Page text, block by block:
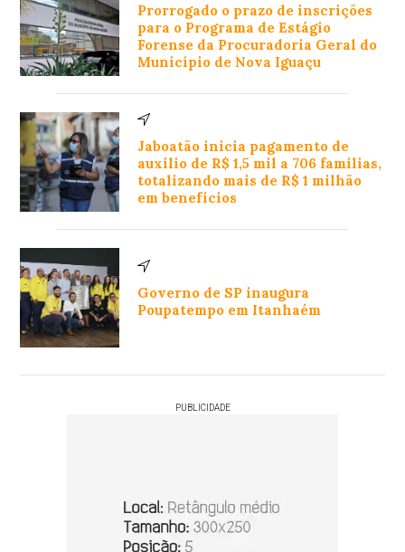
Prorrogado o prazo de inscrições
para o Programa de Estágio
Forense da Procuradoria Geral do
Município de Nova Iguaçu
Jaboatão inicia pagamento de
auxílio de R$ 1,5 mil a 706 famílias,
totalizando mais de R$ 1 milhão
em benefícios
Governo de SP inaugura
Poupatempo em Itanhaém
PUBLICIDADE